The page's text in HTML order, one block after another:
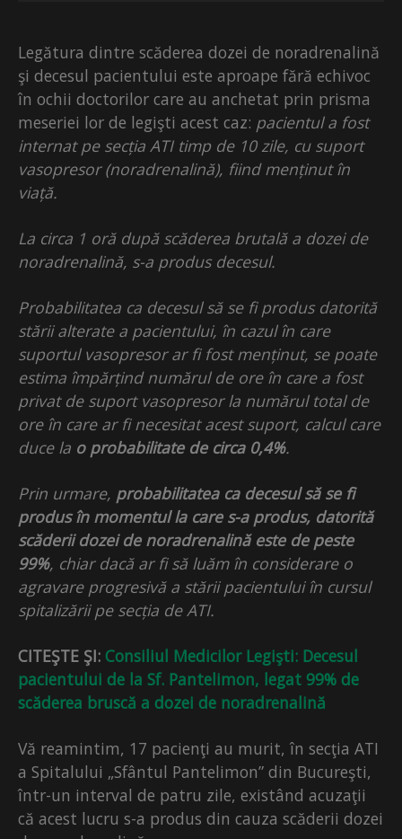
Legătura dintre scăderea dozei de noradrenalină
şi decesul pacientului este aproape fără echivoc
în ochii doctorilor care au anchetat prin prisma
meseriei lor de legişti acest caz: pacientul a fost
internat pe secția ATI timp de 10 zile, cu suport
vasopresor (noradrenalină), fiind menținut în
viață.
La circa 1 oră după scăderea brutală a dozei de
noradrenalină, s-a produs decesul.
Probabilitatea ca decesul să se fi produs datorită
stării alterate a pacientului, în cazul în care
suportul vasopresor ar fi fost menținut, se poate
estima împărțind numărul de ore în care a fost
privat de suport vasopresor la numărul total de
ore în care ar fi necesitat acest suport, calcul care
duce la o probabilitate de circa 0,4%.
Prin urmare, probabilitatea ca decesul să se fi
produs în momentul la care s-a produs, datorită
scăderii dozei de noradrenalină este de peste
99%, chiar dacă ar fi să luăm în considerare o
agravare progresivă a stării pacientului în cursul
spitalizării pe secția de ATI.
CITEŞTE ŞI: Consiliul Medicilor Legişti: Decesul
pacientului de la Sf. Pantelimon, legat 99% de
scăderea bruscă a dozei de noradrenalină
Vă reamintim, 17 pacienţi au murit, în secţia ATI
a Spitalului „Sfântul Pantelimon” din Bucureşti,
într-un interval de patru zile, existând acuzaţii
că acest lucru s-a produs din cauza scăderii dozei